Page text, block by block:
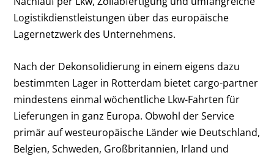
Logistikdienstleistungen über das europäische
Lagernetzwerk des Unternehmens.
Nach der Dekonsolidierung in einem eigens dazu
bestimmten Lager in Rotterdam bietet cargo-partner
mindestens einmal wöchentliche Lkw-Fahrten für
Lieferungen in ganz Europa. Obwohl der Service
primär auf westeuropäische Länder wie Deutschland,
Belgien, Schweden, Großbritannien, Irland und